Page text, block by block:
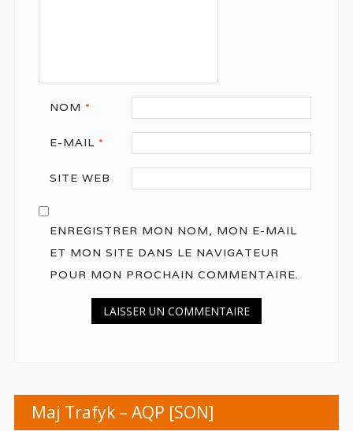
NOM *
E-MAIL *
SITE WEB
ENREGISTRER MON NOM, MON E-MAIL
ET MON SITE DANS LE NAVIGATEUR
POUR MON PROCHAIN COMMENTAIRE.
Maj Trafyk – AQP [SON]